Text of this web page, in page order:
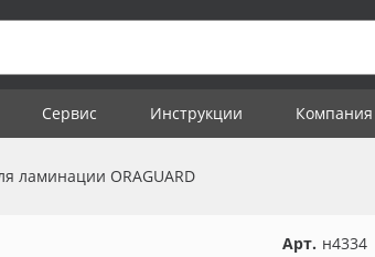
Сервис Инструкции Компания
ламинации ORAGUARD
Арт. н4334